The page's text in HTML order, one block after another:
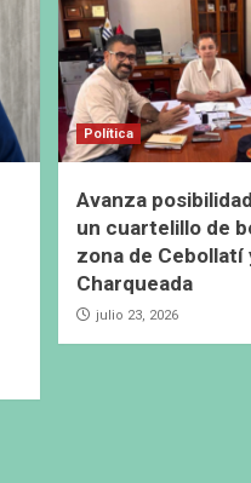
Política
Avanza
un cuartelillo de
zona de Cebollatí
Charqueada
julio 23, 2026